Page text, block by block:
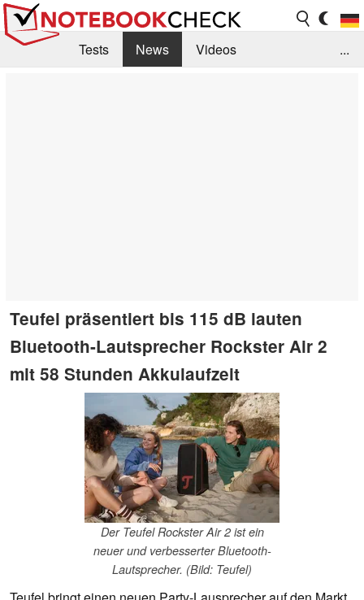
Tests News
Videos
...
Teufel präsentiert bis 115 dB lauten
Bluetooth-Lautsprecher Rockster Air 2
mit 58 Stunden Akkulaufzeit
Der Teufel Rockster Air 2 ist ein
neuer und verbesserter Bluetooth-
Lautsprecher. (Bild: Teufel)